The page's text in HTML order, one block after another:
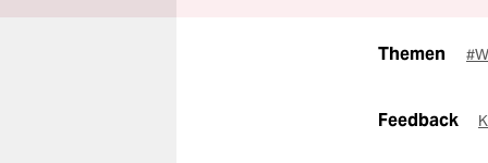
Themen
Feedback